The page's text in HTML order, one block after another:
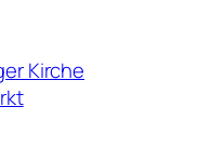
Kirche